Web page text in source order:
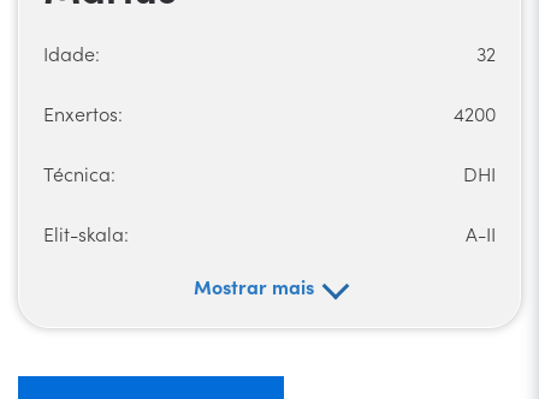
Idade: 32
Enxertos: 4200
Técnica: DHI
Elit-skala:
A-II
Mostrar mais